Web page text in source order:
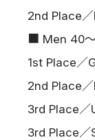
2nd Place／
■ Men 40
1st Place／
2nd Place／
3rd Place／
3rd Place／